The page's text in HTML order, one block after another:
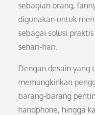
sebagian orang,
digunakan untuk
sebagai solusi
sehari-hari.
Dengan desain yang
memungkinkan
barang-barang
handphone, hingga